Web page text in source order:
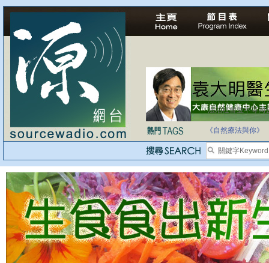
法治社會並不等同
自家教育合法化-
《自然療法與你》